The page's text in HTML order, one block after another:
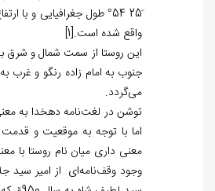
واقع شده است.[1]
این روستا از سمت شمال و شرق
جنوب به امام زاده رنگو و غرب
می‌گردد.
توشن در لغت‌نامه دهخدا به
اما با توجه به موقعیت و قدمت
معنی داری میان نام روستا با
وجود وقف‌نامه‌ای از امیر سید